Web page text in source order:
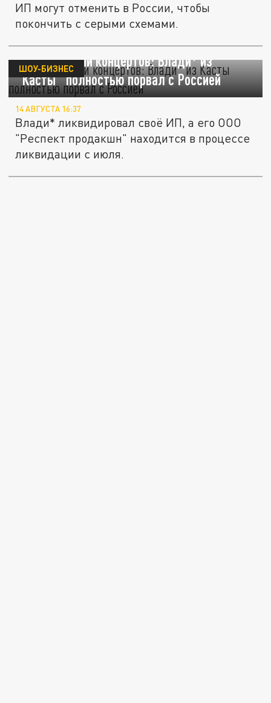
ИП могут отменить в России, чтобы
покончить с серыми схемами.
Ни бизнеса, ни концертов: Влади* из
"Касты" полностью порвал с Россией
ШОУ-БИЗНЕС
14 АВГУСТА 16:37
Влади* ликвидировал своё ИП, а его ООО
"Респект продакшн" находится в процессе
ликвидации с июля.